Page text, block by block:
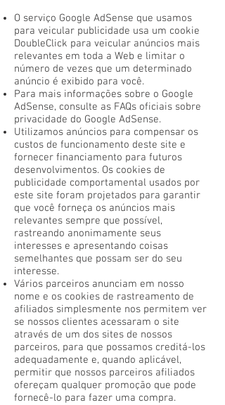
O serviço Google AdSense que usamos
para veicular publicidade usa um cookie
DoubleClick para veicular anúncios mais
relevantes em toda a Web e limitar o
número de vezes que um determinado
anúncio é exibido para você.
Para mais informações sobre o Google
AdSense, consulte as FAQs oficiais sobre
privacidade do Google AdSense.
Utilizamos anúncios para compensar os
custos de funcionamento deste site e
fornecer financiamento para futuros
desenvolvimentos. Os cookies de
publicidade comportamental usados ​​por
este site foram projetados para garantir
que você forneça os anúncios mais
relevantes sempre que possível,
rastreando anonimamente seus
interesses e apresentando coisas
semelhantes que possam ser do seu
interesse.
Vários parceiros anunciam em nosso
nome e os cookies de rastreamento de
afiliados simplesmente nos permitem ver
se nossos clientes acessaram o site
através de um dos sites de nossos
parceiros, para que possamos creditá-los
adequadamente e, quando aplicável,
permitir que nossos parceiros afiliados
ofereçam qualquer promoção que pode
fornecê-lo para fazer uma compra.